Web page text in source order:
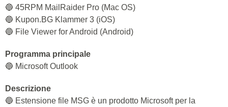
🔵 45RPM MailRaider Pro (Mac OS)
🔵 Kupon.BG Klammer 3 (iOS)
🔵 File Viewer for Android (Android)
Programma principale
🔵 Microsoft Outlook
Descrizione
🔵 Estensione file MSG è un prodotto Microsoft per la